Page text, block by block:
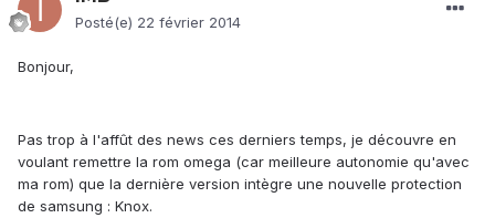
Posté(e) 22 février 2014
Bonjour,
Pas trop à l'affût des news ces derniers temps, je découvre en
voulant remettre la rom omega (car meilleure autonomie qu'avec
ma rom) que la dernière version intègre une nouvelle protection
de samsung : Knox.